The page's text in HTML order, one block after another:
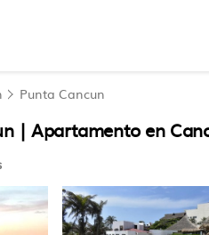
Punta Cancun
| Apartamento en